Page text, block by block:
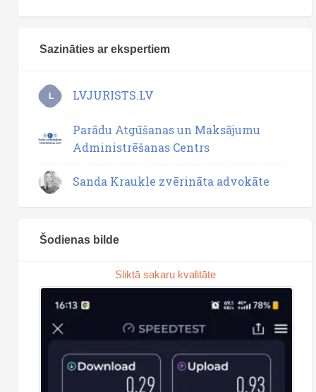
Sazināties ar ekspertiem
L LVJURISTS.LV
Parādu Atgūšanas un Maksājumu
Administrēšanas Centrs
Sanda Kraukle zvērināta advokāte
Šodienas bilde
Sliktā sakaru kvalitāte